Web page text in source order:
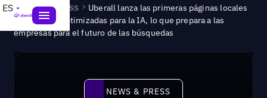
ES News & Press > Uberall lanza las primeras páginas locales
generativas optimizadas para la IA, lo que prepara a las
empresas para el futuro de las búsquedas
News & Press
NEWS & PRESS